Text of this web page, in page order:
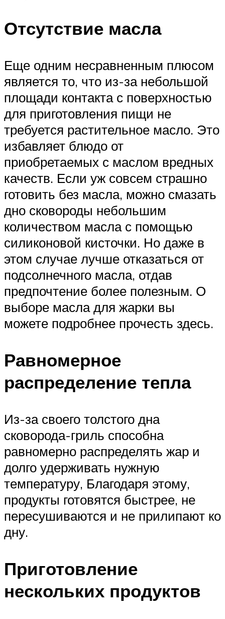
Отсутствие масла
Еще одним несравненным плюсом
является то, что из-за небольшой
площади контакта с поверхностью
для приготовления пищи не
требуется растительное масло. Это
избавляет блюдо от
приобретаемых с маслом вредных
качеств. Если уж совсем страшно
готовить без масла, можно смазать
дно сковороды небольшим
количеством масла с помощью
силиконовой кисточки. Но даже в
этом случае лучше отказаться от
подсолнечного масла, отдав
предпочтение более полезным. О
выборе масла для жарки вы
можете подробнее прочесть здесь.
Равномерное
распределение тепла
Из-за своего толстого дна
сковорода-гриль способна
равномерно распределять жар и
долго удерживать нужную
температуру, Благодаря этому,
продукты готовятся быстрее, не
пересушиваются и не прилипают ко
дну.
Приготовление
нескольких продуктов